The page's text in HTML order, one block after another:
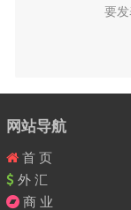
要
网站导航
首 页
外 汇
商 业